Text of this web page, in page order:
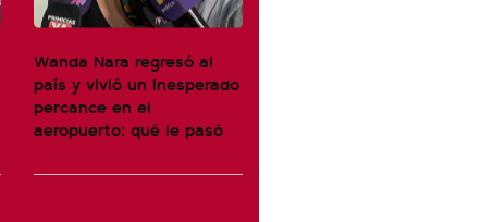
Wanda Nara regresó al
país y vivió un inesperado
percance en el
aeropuerto: qué le pasó